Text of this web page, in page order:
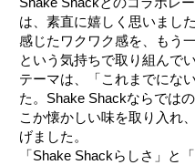
は、素直に嬉しく思いまし
感じたワクワク感を、もう
という気持ちで取り組んで
テーマは、「これまでにな
た。Shake Shackならでは
こか懐かしい味を取り入れ
げました。
「Shake Shackらしさ」と